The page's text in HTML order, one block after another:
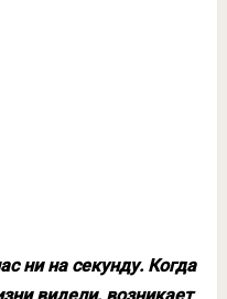
ни на секунду. Когда